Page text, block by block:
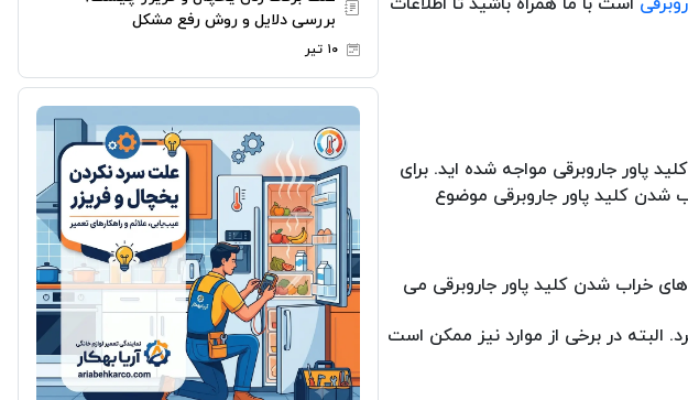
پاور جاروبرقی مواجه شده اید. برای
شدن کلید پاور جاروبرقی موضوع
خراب شدن کلید پاور جاروبرقی می
در برخی از موارد نیز ممکن است
بررسی دلایل و روش رفع مشکل
۱۰ تیر